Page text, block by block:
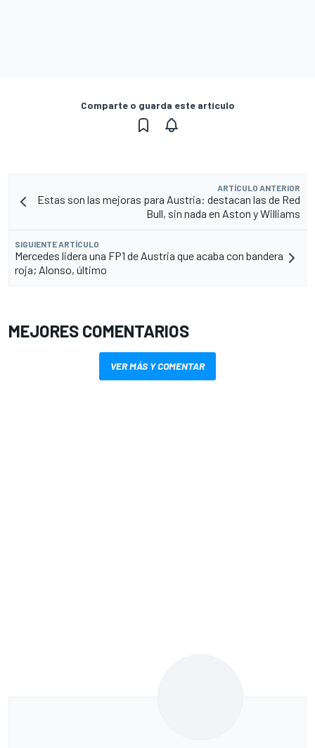
Comparte o guarda este artículo
ARTÍCULO ANTERIOR
Estas son las mejoras para Austria: destacan las de Red
Bull, sin nada en Aston y Williams
SIGUIENTE ARTÍCULO
Mercedes lidera una FP1 de Austria que acaba con bandera
roja; Alonso, último
MEJORES COMENTARIOS
VER MÁS Y COMENTAR